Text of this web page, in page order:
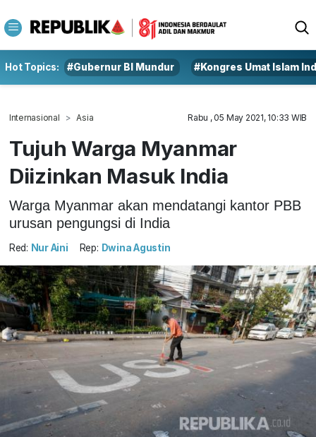
Hot Topics: #Gubernur BI Mundur #Kongres Umat Islam
Internasional Asia Rabu , 05 May 2021, 10:33 WIB
Tujuh Warga Myanmar
Diizinkan Masuk India
Warga Myanmar akan mendatangi kantor PBB
urusan pengungsi di India
Red: Nur Aini Rep: Dwina Agustin